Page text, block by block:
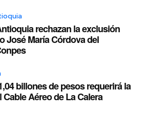
rechazan la exclusión
José María Córdova del
billones de pesos requerirá la
Aéreo de La Calera